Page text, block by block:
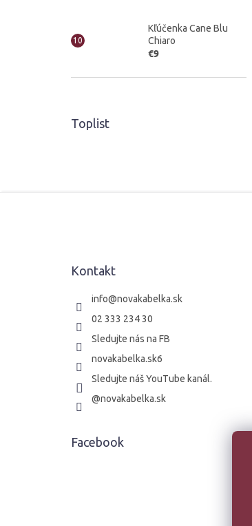
Kľúčenka Cane Blu
Chiaro
€9
Toplist
Kontakt
info@novakabelka.sk
02 333 234 30
Sledujte nás na FB
novakabelka.sk6
Sledujte náš YouTube kanál.
@novakabelka.sk
Facebook